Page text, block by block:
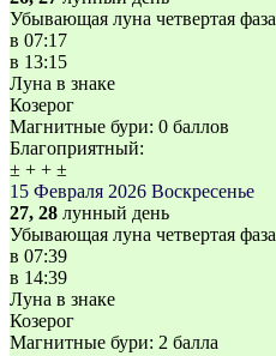
Убывающая луна четвертая фаза
в 07:17
в 13:15
Луна в знаке
Козерог
Магнитные бури: 0 баллов
Благоприятный:
± + + ±
15 Февраля 2026 Воскресенье
27, 28 лунный день
Убывающая луна четвертая фаза
в 07:39
в 14:39
Луна в знаке
Козерог
Магнитные бури: 2 балла